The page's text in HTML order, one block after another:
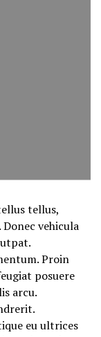
tellus,
vehicula
Proin
posuere
arcu.
eu ultrices